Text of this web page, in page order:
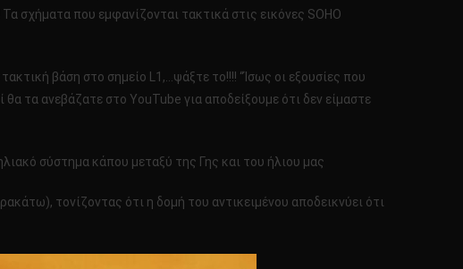
σχήματα που εμφανίζονται τακτικά στις εικόνες SOHO
βάση στο σημείο L1,…ψάξτε το!!!! “Ίσως οι εξουσίες που
τα ανεβάζατε στο YouTube για αποδείξουμε ότι δεν είμαστε
σύστημα κάπου μεταξύ της Γης και του ήλιου μας
τονίζοντας ότι η δομή του αντικειμένου αποδεικνύει ότι